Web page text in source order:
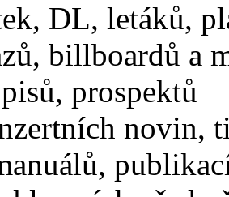
DL, letáků,
billboardů a
prospektů
novin,